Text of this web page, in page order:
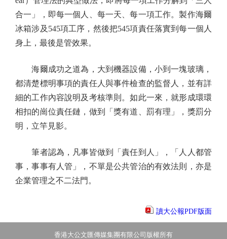
合一」，即每一個人、每一天、每一項工作。製作海爾
冰箱涉及545項工序，然後把545項責任落實到每一個人
身上，最後是管效果。
海爾成功之道為，大到機器設備，小到一塊玻璃，
都清楚標明事項的責任人與事件檢查的監督人，並有詳
細的工作內容說明及考核準則。如此一來，就形成環環
相扣的崗位責任鏈，做到「獎有道、罰有理」，獎罰分
明，立竿見影。
筆者認為，凡事皆做到「責任到人」，「人人都管
事，事事有人管」，不單是公共管治的有效法則，亦是
企業管理之不二法門。
讀大公報PDF版面
香港大公文匯傳媒集團有限公司版權所有